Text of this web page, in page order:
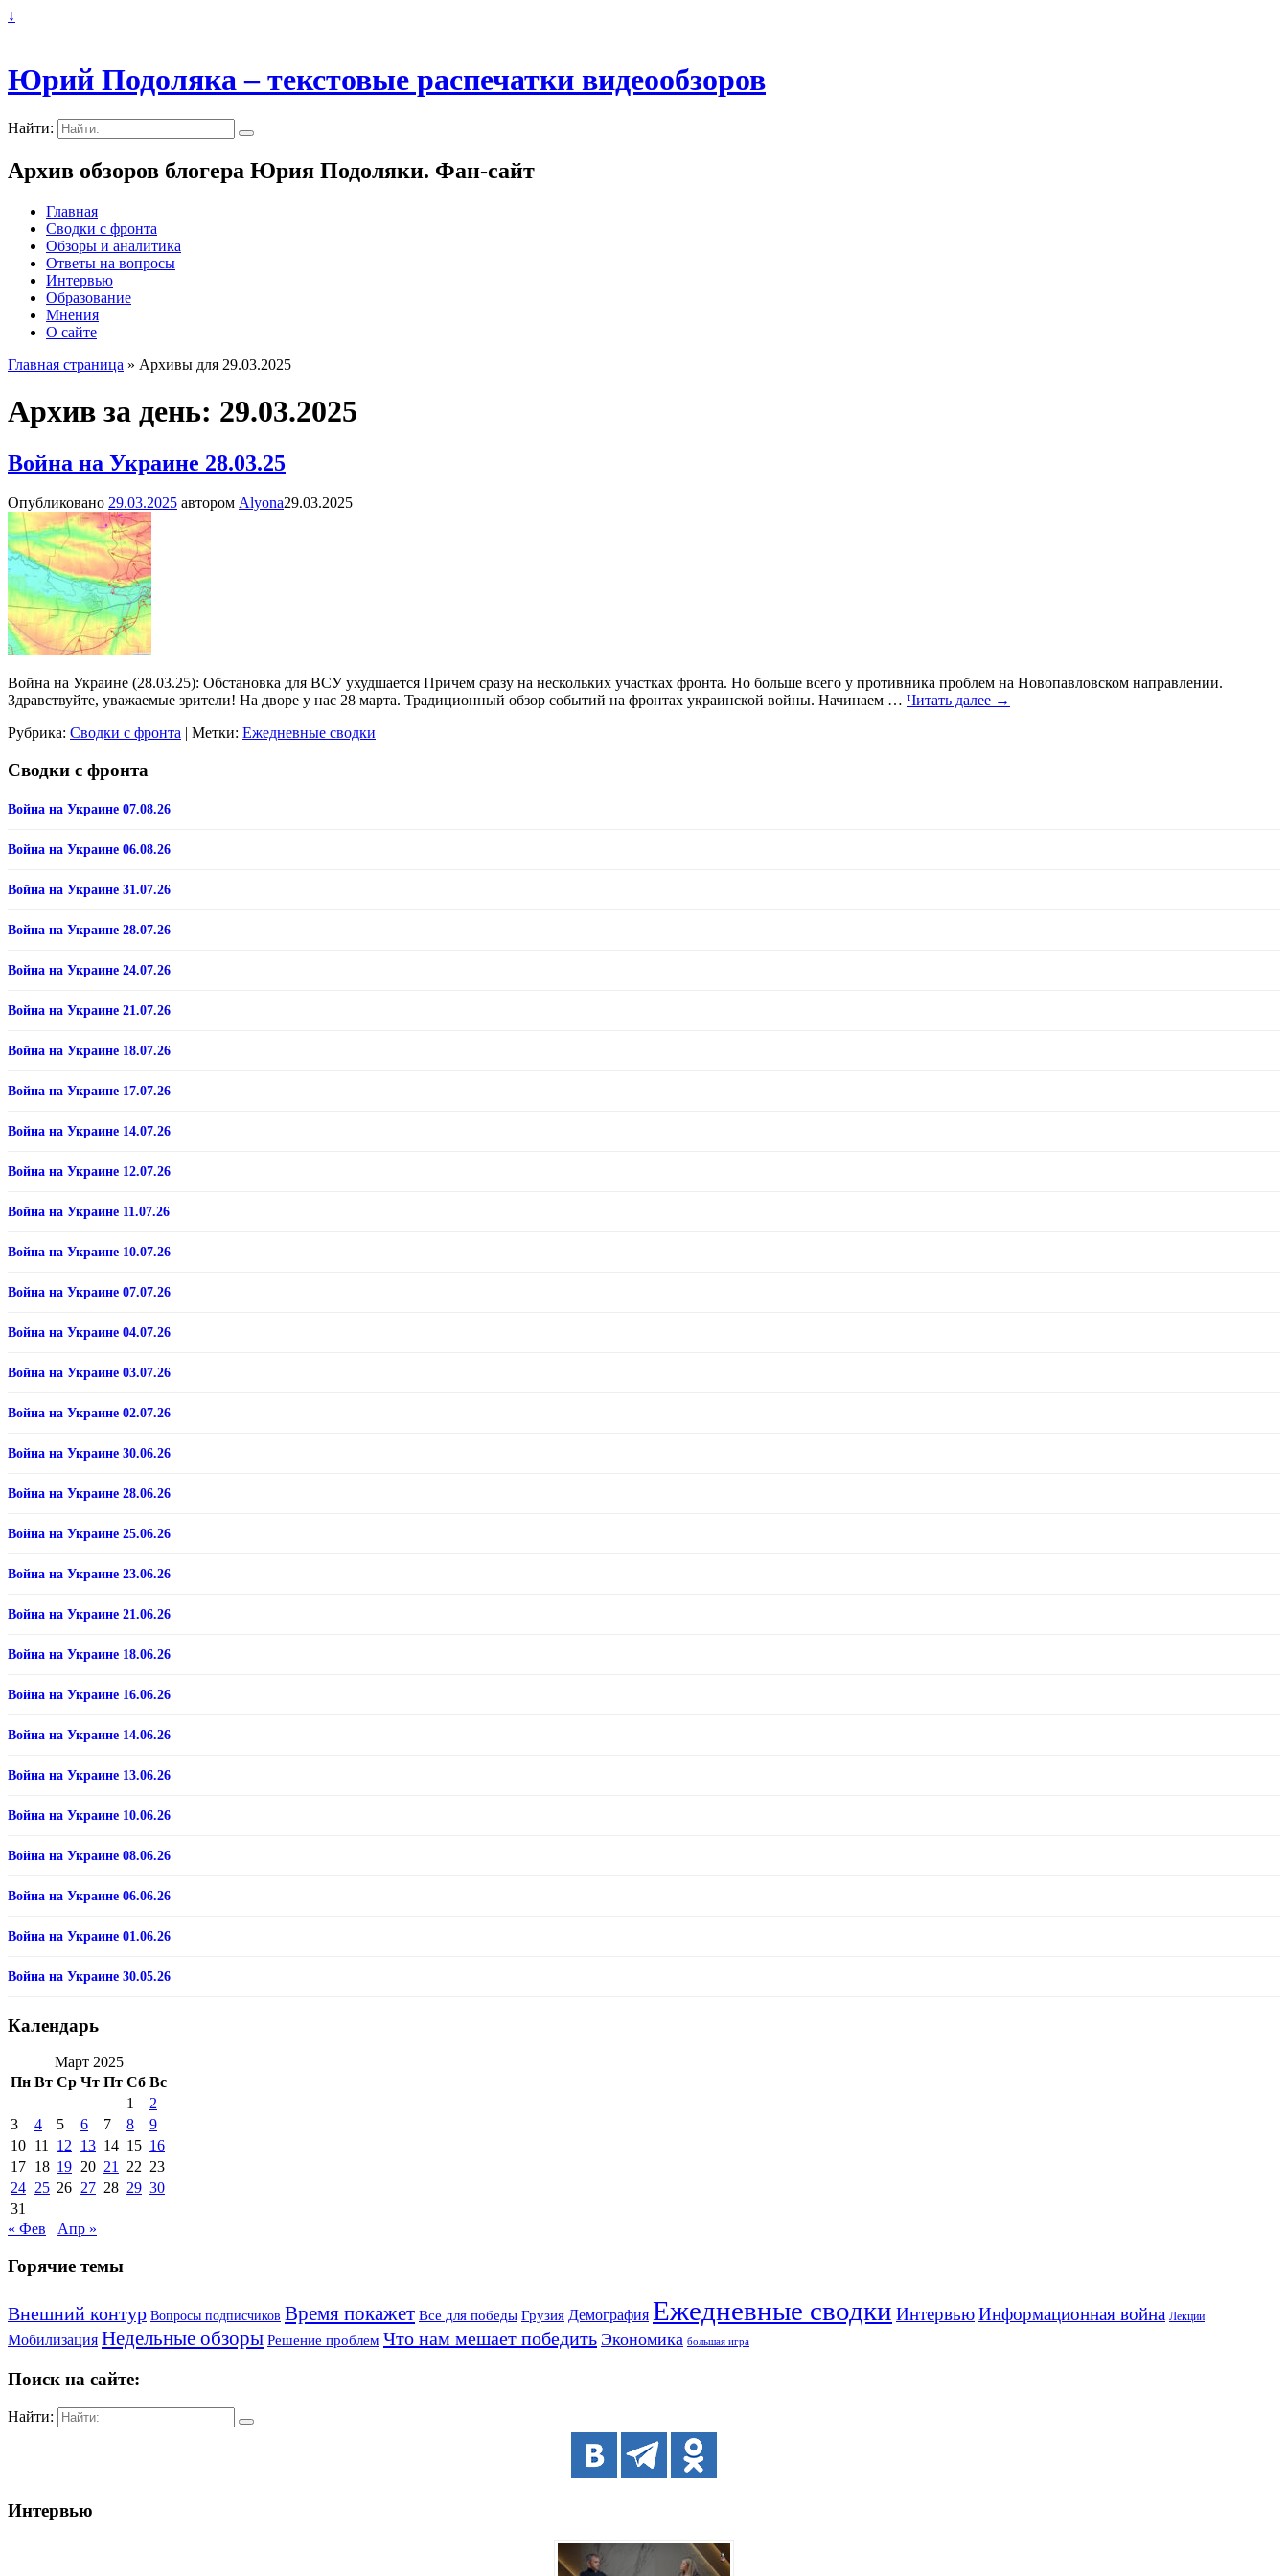
↓
Юрий Подоляка – текстовые распечатки видеообзоров
Найти:
Архив обзоров блогера Юрия Подоляки. Фан-сайт
Главная
Сводки с фронта
Обзоры и аналитика
Ответы на вопросы
Интервью
Образование
Мнения
О сайте
Главная страница » Архивы для 29.03.2025
Архив за день: 29.03.2025
Война на Украине 28.03.25
Опубликовано 29.03.2025 автором Alyona29.03.2025
Война на Украине (28.03.25): Обстановка для ВСУ ухудшается Причем сразу на нескольких участках фронта. Но больше всего у противника проблем на Новопавловском направлении.
Здравствуйте, уважаемые зрители! На дворе у нас 28 марта. Традиционный обзор событий на фронтах украинской войны. Начинаем … Читать далее →
Рубрика: Сводки с фронта Метки: Ежедневные сводки
Сводки с фронта
Война на Украине 07.08.26
Война на Украине 06.08.26
Война на Украине 31.07.26
Война на Украине 28.07.26
Война на Украине 24.07.26
Война на Украине 21.07.26
Война на Украине 18.07.26
Война на Украине 17.07.26
Война на Украине 14.07.26
Война на Украине 12.07.26
Война на Украине 11.07.26
Война на Украине 10.07.26
Война на Украине 07.07.26
Война на Украине 04.07.26
Война на Украине 03.07.26
Война на Украине 02.07.26
Война на Украине 30.06.26
Война на Украине 28.06.26
Война на Украине 25.06.26
Война на Украине 23.06.26
Война на Украине 21.06.26
Война на Украине 18.06.26
Война на Украине 16.06.26
Война на Украине 14.06.26
Война на Украине 13.06.26
Война на Украине 10.06.26
Война на Украине 08.06.26
Война на Украине 06.06.26
Война на Украине 01.06.26
Война на Украине 30.05.26
Календарь
Март 2025
Пн Вт Ср Чт Пт Сб Вс
1
2
3
4 5 6 7 8
9
10 11 12 13 14 15 16
17 18 19 20 21 22 23
24 25 26 27 28 29 30
31
« Фев
Апр »
Горячие темы
Внешний контур Вопросы подписчиков Время покажет Все для победы Грузия Демография Ежедневные сводки Интервью Информационная война Лекции
Мобилизация Недельные обзоры Решение проблем Что нам мешает победить Экономика большая игра
Поиск на сайте:
Найти:
Интервью